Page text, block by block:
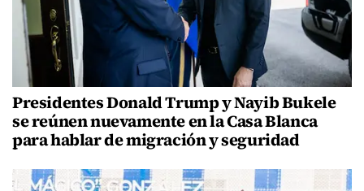
Presidentes Donald Trump y Nayib Bukele
se reúnen nuevamente en la Casa Blanca
para hablar de migración y seguridad